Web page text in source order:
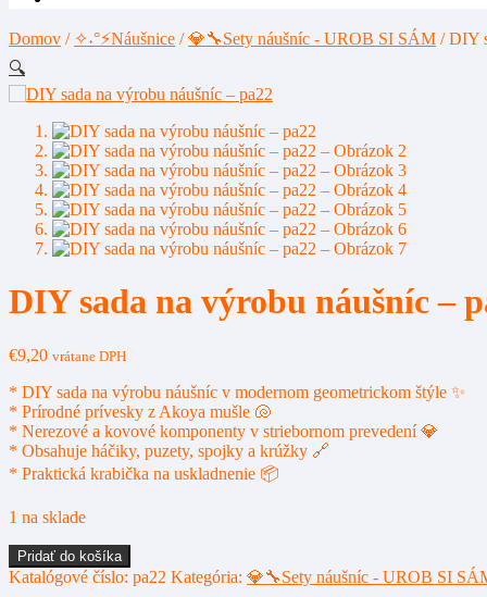
Domov / ✧˖°⚡Náušnice /💎🔧Sety náušníc - UROB SI SÁM /DIY
🔍
DIY sada na výrobu náušníc –
€9,20 vrátane DPH
* DIY sada na výrobu náušníc v modernom geometrickom štýle ✨
* Prírodné prívesky z Akoya mušle 🐚
* Nerezové a kovové komponenty v striebornom prevedení 💎
* Obsahuje háčiky, puzety, spojky a krúžky 🔗
* Praktická krabička na uskladnenie 📦
1 na sklade
množstvo
DIY
Pridať do košíka
Katalógové číslo: pa22 Kategória: 💎🔧Sety náušníc - UROB SI